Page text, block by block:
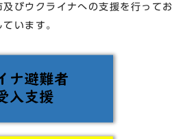
びウクライナへの支援を行ってお
います。